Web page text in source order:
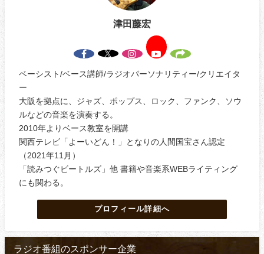
津田藤宏
ベーシスト/ベース講師/ラジオパーソナリティー/クリエイタ
ー
大阪を拠点に、ジャズ、ポップス、ロック、ファンク、ソウ
ルなどの音楽を演奏する。
2010年よりベース教室を開講
関西テレビ「よーいどん！」となりの人間国宝さん認定
（2021年11月）
「読みつぐビートルズ」他 書籍や音楽系WEBライティング
にも関わる。
プロフィール詳細へ
ラジオ番組のスポンサー企業